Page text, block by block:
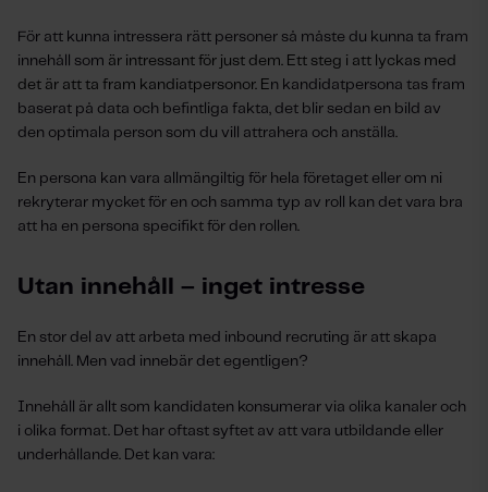
För att kunna intressera rätt personer så måste du kunna ta fram
innehåll som är intressant för just dem. Ett steg i att lyckas med
det är att ta fram kandiatpersonor. En kandidatpersona tas fram
baserat på data och befintliga fakta, det blir sedan en bild av
den optimala person som du vill attrahera och anställa.
En persona kan vara allmängiltig för hela företaget eller om ni
rekryterar mycket för en och samma typ av roll kan det vara bra
att ha en persona specifikt för den rollen.
Utan innehåll – inget intresse
En stor del av att arbeta med inbound recruting är att skapa
innehåll. Men vad innebär det egentligen?
Innehåll är allt som kandidaten konsumerar via olika kanaler och
i olika format. Det har oftast syftet av att vara utbildande eller
underhållande. Det kan vara: